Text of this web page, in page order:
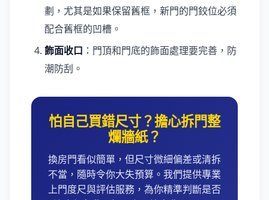
劃，尤其是如果保留舊框，新門的門鉸位必須
配合舊框的凹槽。
飾面收口 ：門頂和門底的飾面處理要完善，防
潮防刮。
怕自己買錯尺寸？擔心拆門整
爛牆紙？
換房門看似簡單，但尺寸微細偏差或清拆
不當，隨時令你大失預算。我們提供專業
上門度尺與評估服務，為你精準判斷是否